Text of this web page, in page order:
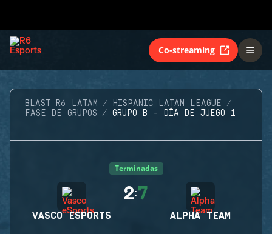
Co-streaming
BLAST R6 LATAM
HISPANIC LATAM LEAGUE
FASE DE GRUPOS
GRUPO B - DÍA DE JUEGO 1
Terminadas
VASCO ESPORTS
2:7
ALPHA TEAM